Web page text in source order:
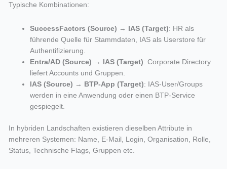
Typische Kombinationen:
SuccessFactors (Source) → IAS (Target): HR als
führende Quelle für Stammdaten, IAS als Userstore für
Authentifizierung.
Entra/AD (Source) → IAS (Target): Corporate Directory
liefert Accounts und Gruppen.
IAS (Source) → BTP-App (Target): IAS-User/Groups
werden in eine Anwendung oder einen BTP-Service
gespiegelt.
In hybriden Landschaften existieren dieselben Attribute in
mehreren Systemen: Name, E-Mail, Login, Organisation, Rolle,
Status, Technische Flags, Gruppen etc.